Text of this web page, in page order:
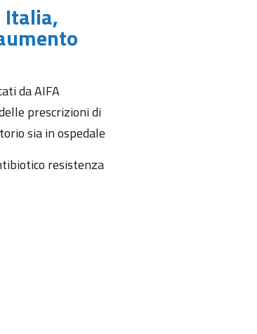
da AIFA
prescrizioni di
sia in ospedale
resistenza